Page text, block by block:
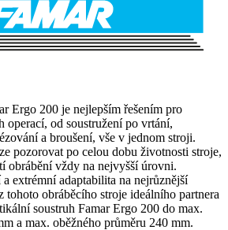
Ergo 200 je nejlepším řešením pro
operací, od soustružení po vrtání,
a broušení, vše v jednom stroji.
pozorovat po celou dobu životnosti stroje,
obrábění vždy na nejvyšší úrovni.
extrémní adaptabilita na nejrůznější
tohoto obráběcího stroje ideálního partnera
soustruh Famar Ergo 200 do max.
a max. oběžného průměru 240 mm.